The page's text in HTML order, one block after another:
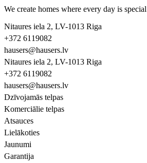
We create homes where every day is special
Nitaures iela 2, LV-1013 Riga
+372 6119082
hausers@hausers.lv
Nitaures iela 2, LV-1013 Riga
+372 6119082
hausers@hausers.lv
Dzīvojamās telpas
Komerciālie telpas
Atsauces
Lielākoties
Jaunumi
Garantija